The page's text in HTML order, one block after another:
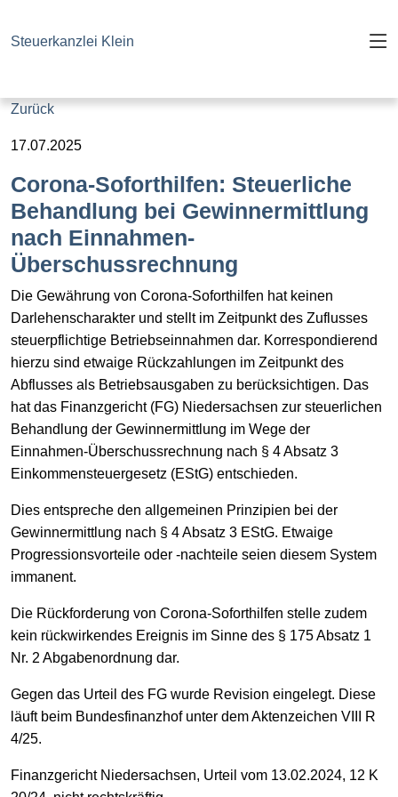
Steuerkanzlei Klein
Zurück
17.07.2025
Corona-Soforthilfen: Steuerliche
Behandlung bei Gewinnermittlung
nach Einnahmen-
Überschussrechnung
Die Gewährung von Corona-Soforthilfen hat keinen
Darlehenscharakter und stellt im Zeitpunkt des Zuflusses
steuerpflichtige Betriebseinnahmen dar. Korrespondierend
hierzu sind etwaige Rückzahlungen im Zeitpunkt des
Abflusses als Betriebsausgaben zu berücksichtigen. Das
hat das Finanzgericht (FG) Niedersachsen zur steuerlichen
Behandlung der Gewinnermittlung im Wege der
Einnahmen-Überschussrechnung nach § 4 Absatz 3
Einkommensteuergesetz (EStG) entschieden.
Dies entspreche den allgemeinen Prinzipien bei der
Gewinnermittlung nach § 4 Absatz 3 EStG. Etwaige
Progressionsvorteile oder -nachteile seien diesem System
immanent.
Die Rückforderung von Corona-Soforthilfen stelle zudem
kein rückwirkendes Ereignis im Sinne des § 175 Absatz 1
Nr. 2 Abgabenordnung dar.
Gegen das Urteil des FG wurde Revision eingelegt. Diese
läuft beim Bundesfinanzhof unter dem Aktenzeichen VIII R
4/25.
Finanzgericht Niedersachsen, Urteil vom 13.02.2024, 12 K